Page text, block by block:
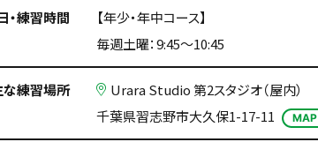
・練習時間
【年少・年中コース】
毎週土曜：9:45〜10:45
な練習場所
Urara Studio 第2スタジオ（屋内）
千葉県習志野市大久保1-17-11
MAP